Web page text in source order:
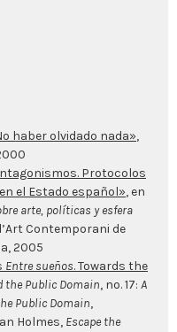
haber olvidado nada»,
Protocolos
el Estado español», en
arte, políticas y esfera
Contemporani de
2005
Entre sueños. Towards the
the Public Domain, no. 17: A
Public Domain,
Holmes, Escape the